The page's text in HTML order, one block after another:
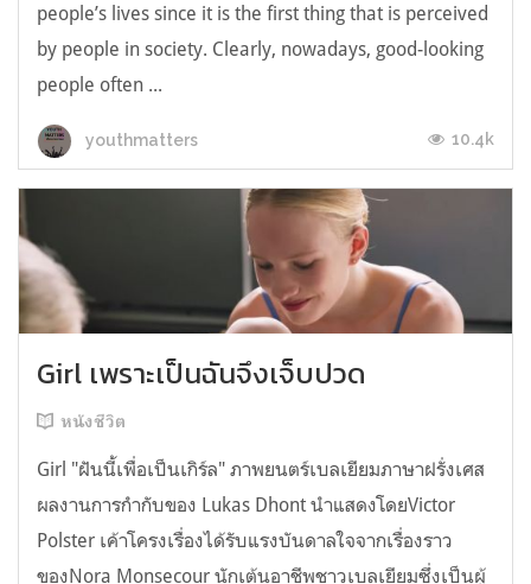
people’s lives since it is the first thing that is perceived
by people in society. Clearly, nowadays, good-looking
people often ...
youthmatters 10.4k
Girl เพราะเป็นฉันจึงเจ็บปวด
หนังชีวิต
Girl "ฝันนี้เพื่อเป็นเกิร์ล" ภาพยนตร์เบลเยียมภาษาฝรั่งเศส
ผลงานการกำกับของ Lukas Dhont นำแสดงโดยVictor
Polster เค้าโครงเรื่องได้รับแรงบันดาลใจจากเรื่องราว
ของNora Monsecour นักเต้นอาชีพชาวเบลเยียมซึ่งเป็นผู้